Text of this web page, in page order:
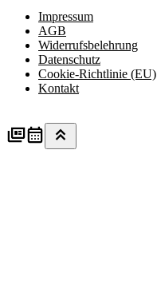
Impressum
AGB
Widerrufsbelehrung
Datenschutz
Cookie-Richtlinie (EU)
Kontakt